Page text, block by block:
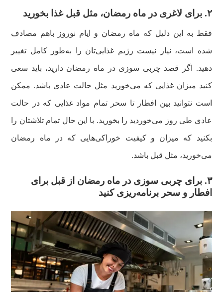
۲. برای لاغری در ماه رمضان، مثل قبل غذا بخورید
فقط به این دلیل که ماه رمضان و ایام نوروز باهم مصادف
شده است، نیاز نیست رژیم غذایی‌تان را به‌طور کامل تغییر
دهید. اگر قصد چربی سوزی در ماه رمضان دارید، باید سعی
کنید میزان غذایی که می‌خورید مثل حالت عادی باشد. ممکن
است نتوانید بین افطار تا سحر تمام مواد غذایی که در حالت
عادی طی روز می‌خوردید را بخورید. با این حال تمام تلاشتان را
بکنید که میزان و کیفیت خوراکی‌هایی که در ماه رمضان
می‌خورید، مثل قبل باشد.
۳. برای چربی سوزی در ماه رمضان از قبل برای
افطار و سحر برنامه‌ریزی کنید